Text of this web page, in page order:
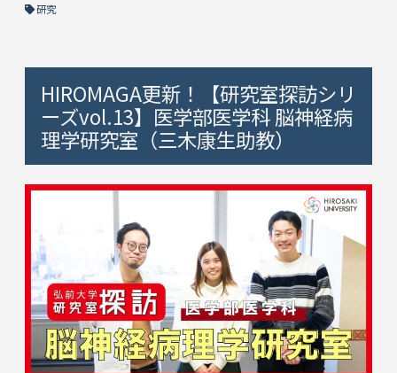
研究
HIROMAGA更新！【研究室探訪シリ
ーズvol.13】医学部医学科 脳神経病
理学研究室（三木康生助教）